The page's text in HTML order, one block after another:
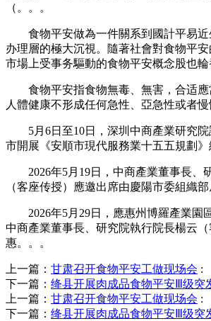
（。。。
食物平安做為一件關系到國計平易近
办理層的極大沉視。隨著社會對食物平
市場上受事务驅動的食物平安概念股也輪
食物平安指食物無毒、無害，合适應
人體健康不形成任何急性、亞急性或者慢
5月6日至10日，深圳中商產業研究院
市開展《安順市現代服務業十五五規劃》
2026年5月19日，中商產業董事長、
（客座传授）應邀出席由慶陽市委組織部
2026年5月29日，應惠州博羅產業園
中商產業董事長、研究院執行院長楊云
惠。。。
上一篇： 甘肃召开食物平安工做现场会 :
下一篇： 绛县开展肉成品食物平安Ⅲ级突
上一篇： 甘肃召开食物平安工做现场会 :
下一篇： 绛县开展肉成品食物平安Ⅲ级突